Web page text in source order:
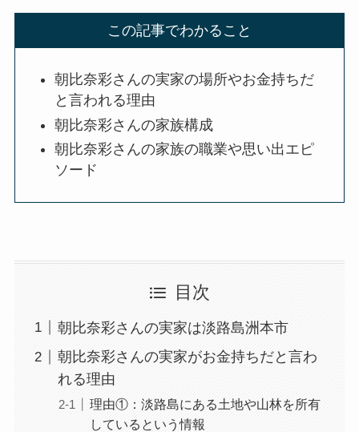
この記事でわかること
朝比奈彩さんの実家の場所やお金持ちだ
と言われる理由
朝比奈彩さんの家族構成
朝比奈彩さんの家族の職業や思い出エピ
ソード
目次
朝比奈彩さんの実家は淡路島洲本市
朝比奈彩さんの実家がお金持ちだと言わ
れる理由
理由①：淡路島にある土地や山林を所有
しているという情報